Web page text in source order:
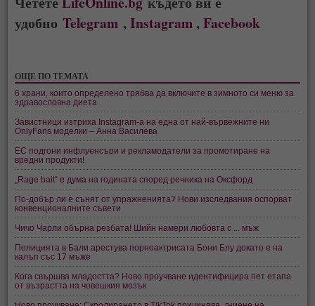
удобноTelegram ,Instagram ,Facebook
ОЩЕ ПО ТЕМАТА
6 храни, които определено трябва да включите в зимното си меню за
здравословна диета
Завистници изтриха Instagram-а на една от най-вървежните ни
OnlyFans моделки – Анна Василева
ЕС подгони инфлуенсъри и рекламодатели за промотиране на
вредни продукти!
„Rage bait“ е дума на годината според речника на Оксфорд
По-добър ли е сънят от упражненията? Нови изследвания оспорват
конвенционалните съвети
Чичо Чарли обърна резбата! Шийн намери любовта с ... мъж
Полицията в Бали арестува порноактрисата Бони Блу докато е на
калъп със 17 мъже
Кога свършва младостта? Ново проучване идентифицира пет етапа
от възрастта на човешкия мозък